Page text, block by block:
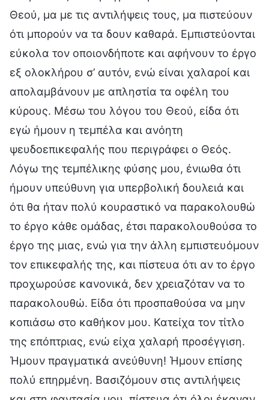
Θεού, μα με τις αντιλήψεις τους, μα πιστεύουν
ότι μπορούν να τα δουν καθαρά. Εμπιστεύονται
εύκολα τον οποιονδήποτε και αφήνουν το έργο
εξ ολοκλήρου σ’ αυτόν, ενώ είναι χαλαροί και
απολαμβάνουν με απληστία τα οφέλη του
κύρους. Μέσω του λόγου του Θεού, είδα ότι
εγώ ήμουν η τεμπέλα και ανόητη
ψευδοεπικεφαλής που περιγράφει ο Θεός.
Λόγω της τεμπέλικης φύσης μου, ένιωθα ότι
ήμουν υπεύθυνη για υπερβολική δουλειά και
ότι θα ήταν πολύ κουραστικό να παρακολουθώ
το έργο κάθε ομάδας, έτσι παρακολουθούσα το
έργο της μιας, ενώ για την άλλη εμπιστευόμουν
τον επικεφαλής της, και πίστευα ότι αν το έργο
προχωρούσε κανονικά, δεν χρειαζόταν να το
παρακολουθώ. Είδα ότι προσπαθούσα να μην
κοπιάσω στο καθήκον μου. Κατείχα τον τίτλο
της επόπτριας, ενώ είχα χαλαρή προσέγγιση.
Ήμουν πραγματικά ανεύθυνη! Ήμουν επίσης
πολύ επηρμένη. Βασιζόμουν στις αντιλήψεις